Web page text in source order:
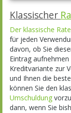
Klassischer
Der klassische
für jeden
davon, ob Sie
Eintrag
Kreditvariante zur
und Ihnen die
können Sie den
Umschuldung
dann, wenn Sie